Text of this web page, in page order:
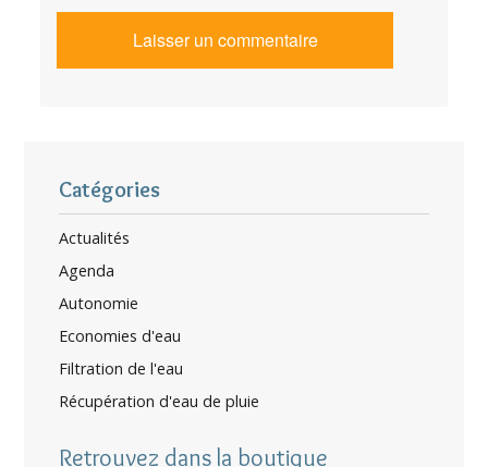
Catégories
Actualités
Agenda
Autonomie
Economies d'eau
Filtration de l'eau
Récupération d'eau de pluie
Retrouvez dans la boutique